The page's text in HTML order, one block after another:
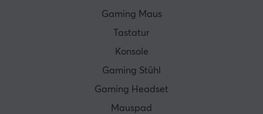
Gaming Maus
Tastatur
Konsole
Gaming Stühl
Gaming Headset
Mauspad